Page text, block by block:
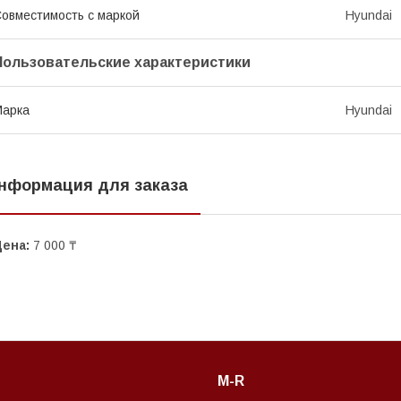
с маркой Hyundai
характеристики
Hyundai
для заказа
7 000 ₸
M-R